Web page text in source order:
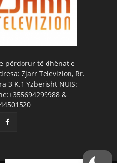
përdorur të dhënat e
Zjarr Televizion, Rr.
3 K.1 Yzberisht NUIS:
&